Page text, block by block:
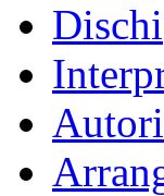
Dischi
Autori